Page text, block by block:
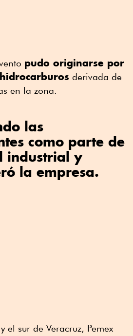
pudo originarse por
derivada de
en la zona.
las
como parte de
industrial y
la empresa.
el sur de Veracruz, Pemex